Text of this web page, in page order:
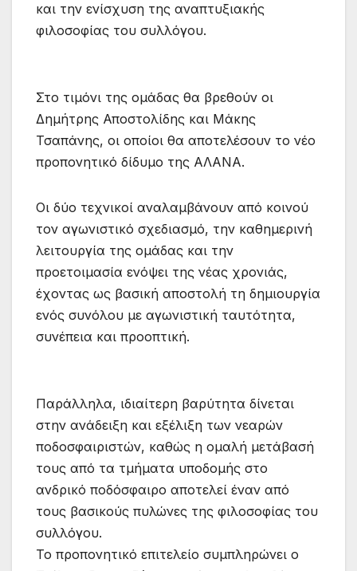
και την ενίσχυση της αναπτυξιακής
φιλοσοφίας του συλλόγου.
Στο τιμόνι της ομάδας θα βρεθούν οι
Δημήτρης Αποστολίδης και Μάκης
Τσαπάνης, οι οποίοι θα αποτελέσουν το νέο
προπονητικό δίδυμο της ΑΛΑΝΑ.
Οι δύο τεχνικοί αναλαμβάνουν από κοινού
τον αγωνιστικό σχεδιασμό, την καθημερινή
λειτουργία της ομάδας και την
προετοιμασία ενόψει της νέας χρονιάς,
έχοντας ως βασική αποστολή τη δημιουργία
ενός συνόλου με αγωνιστική ταυτότητα,
συνέπεια και προοπτική.
Παράλληλα, ιδιαίτερη βαρύτητα δίνεται
στην ανάδειξη και εξέλιξη των νεαρών
ποδοσφαιριστών, καθώς η ομαλή μετάβασή
τους από τα τμήματα υποδομής στο
ανδρικό ποδόσφαιρο αποτελεί έναν από
τους βασικούς πυλώνες της φιλοσοφίας του
συλλόγου.
Το προπονητικό επιτελείο συμπληρώνει ο